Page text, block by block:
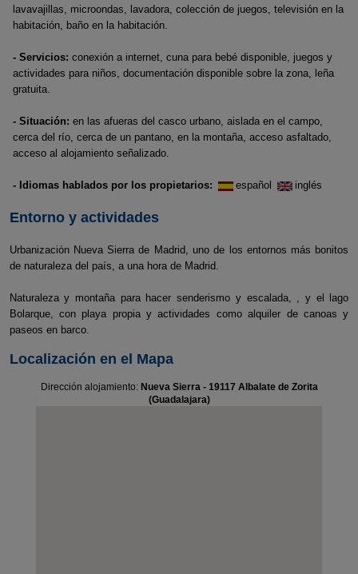
lavavajillas, microondas, lavadora, colección de juegos, televisión en la
habitación, baño en la habitación.
- Servicios: conexión a internet, cuna para bebé disponible, juegos y
actividades para niños, documentación disponible sobre la zona, leña
gratuita.
- Situación: en las afueras del casco urbano, aislada en el campo,
cerca del río, cerca de un pantano, en la montaña, acceso asfaltado,
acceso al alojamiento señalizado.
- Idiomas hablados por los propietarios: español inglés
Entorno y actividades
Urbanización Nueva Sierra de Madrid, uno de los entornos más bonitos
de naturaleza del país, a una hora de Madrid.
Naturaleza y montaña para hacer senderismo y escalada, , y el lago
Bolarque, con playa propia y actividades como alquiler de canoas y
paseos en barco.
Localización en el Mapa
Dirección alojamiento: Nueva Sierra - 19117 Albalate de Zorita
(Guadalajara)